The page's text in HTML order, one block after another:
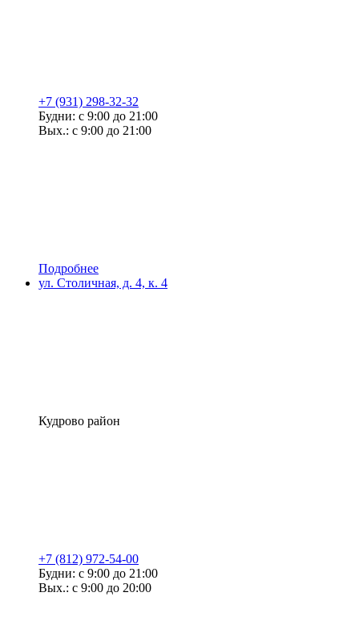
+7 (931) 298-32-32
Будни: с 9:00 до 21:00
Вых.: с 9:00 до 21:00
Подробнее
ул. Столичная, д. 4, к. 4
Кудрово район
+7 (812) 972-54-00
Будни: с 9:00 до 21:00
Вых.: с 9:00 до 20:00